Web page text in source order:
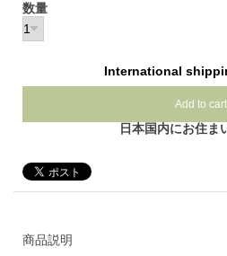
数量
International
Add to cart
日本国内にお住ま
商品説明